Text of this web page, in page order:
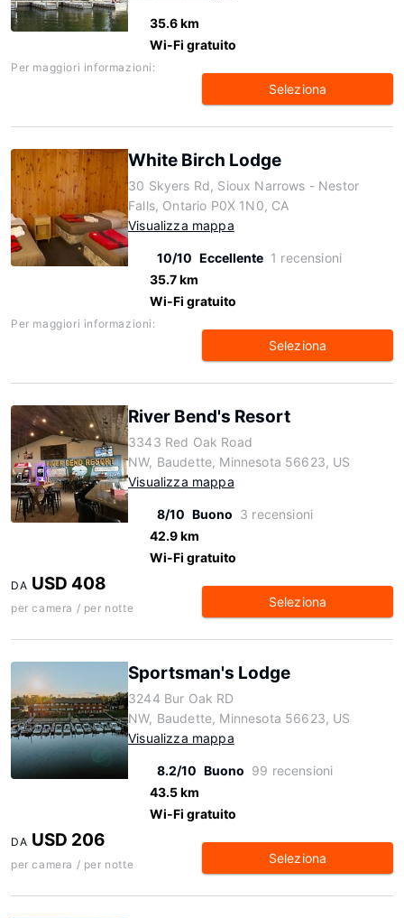
35.6 km
Wi-Fi gratuito
Per maggiori informazioni:
Seleziona
White Birch Lodge
30 Skyers Rd, Sioux Narrows - Nestor
Falls, Ontario P0X 1N0, CA
Visualizza mappa
10/10 Eccellente 1 recensioni
35.7 km
Wi-Fi gratuito
Per maggiori informazioni:
Seleziona
River Bend's Resort
3343 Red Oak Road
NW, Baudette, Minnesota 56623, US
Visualizza mappa
8/10 Buono 3 recensioni
42.9 km
Wi-Fi gratuito
DA USD 408
per camera / per notte Seleziona
Sportsman's Lodge
3244 Bur Oak RD
NW, Baudette, Minnesota 56623, US
Visualizza mappa
8.2/10 Buono 99 recensioni
43.5 km
Wi-Fi gratuito
DA USD 206
per camera / per notte Seleziona